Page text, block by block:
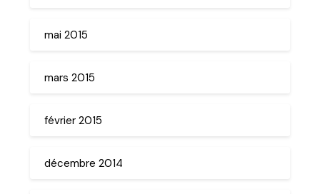
mai 2015
mars 2015
février 2015
décembre 2014